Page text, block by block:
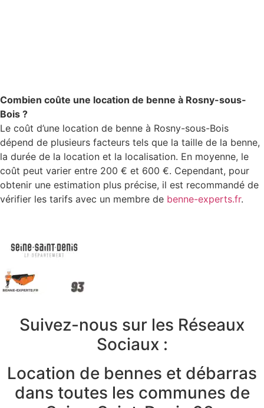
Combien coûte une location de benne à Rosny-sous-
Bois ?
Le coût d’une location de benne à Rosny-sous-Bois
dépend de plusieurs facteurs tels que la taille de la benne,
la durée de la location et la localisation. En moyenne, le
coût peut varier entre 200 € et 600 €. Cependant, pour
obtenir une estimation plus précise, il est recommandé de
vérifier les tarifs avec un membre de benne-experts.fr.
Suivez-nous sur les Réseaux
Sociaux :
Location de bennes et débarras
dans toutes les communes de